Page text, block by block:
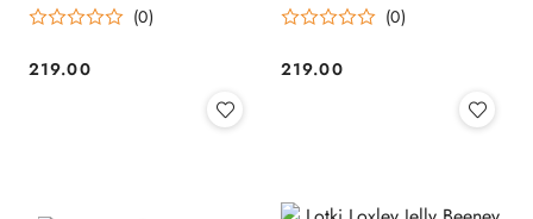
(0)
Cena:
219.00
(0)
Cena:
219.00